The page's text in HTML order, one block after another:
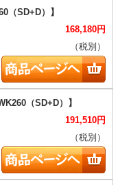
168,180円
（税別）
191,510円
（税別）